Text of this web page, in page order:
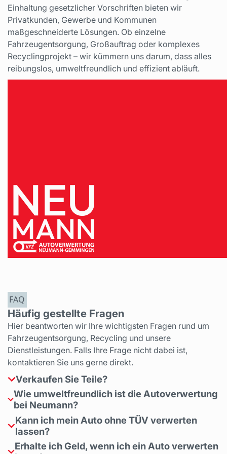
Einhaltung gesetzlicher Vorschriften bieten wir
Privatkunden, Gewerbe und Kommunen
maßgeschneiderte Lösungen. Ob einzelne
Fahrzeugentsorgung, Großauftrag oder komplexes
Recyclingprojekt – wir kümmern uns darum, dass alles
reibungslos, umweltfreundlich und effizient abläuft.
FAQ
Häufig gestellte Fragen
Hier beantworten wir Ihre wichtigsten Fragen rund um
Fahrzeugentsorgung, Recycling und unsere
Dienstleistungen. Falls Ihre Frage nicht dabei ist,
kontaktieren Sie uns gerne direkt.
Verkaufen Sie Teile?
Nein, wir verkaufen keine Autoteile
Wie umweltfreundlich ist die Autoverwertung
bei Neumann?
Unsere Autoverwertung ist nach aktuellen
Umweltstandards zertifiziert. Wir trennen und
recyceln Materialien so, dass möglichst wenig Abfall
Kann ich mein Auto ohne TÜV verwerten
lassen?
Ja, Fahrzeuge ohne TÜV oder mit Unfallschäden
Erhalte ich Geld, wenn ich ein Auto verwerten